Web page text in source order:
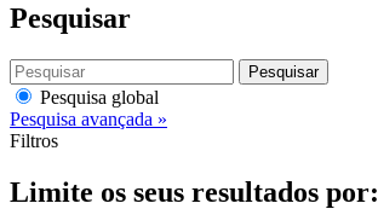
Pesquisar
Pesquisar
Pesquisa global
Pesquisa avançada »
Filtros
Limite os seus resultados por: